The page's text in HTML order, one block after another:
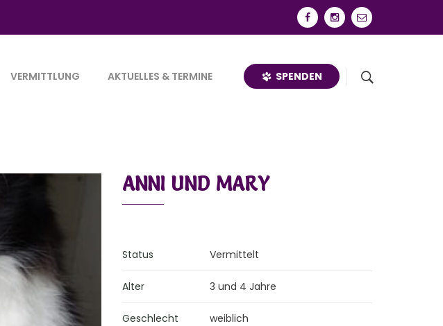
VERMITTLUNG AKTUELLES & TERMINE SPENDEN
ANNI UND MARY
Status Vermittelt
Alter 3 und 4 Jahre
Geschlecht weiblich